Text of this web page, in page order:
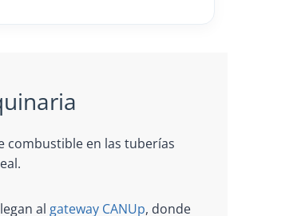
combustible en las tuberías
al gateway CANUp, donde